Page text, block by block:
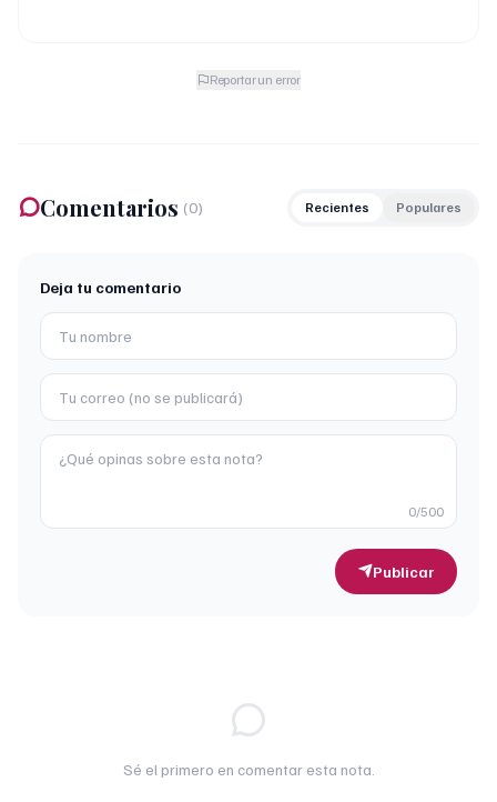
Reportar un error
Comentarios (0) Recientes Populares
Deja tu comentario
0/500
Publicar
Sé el primero en comentar esta nota.